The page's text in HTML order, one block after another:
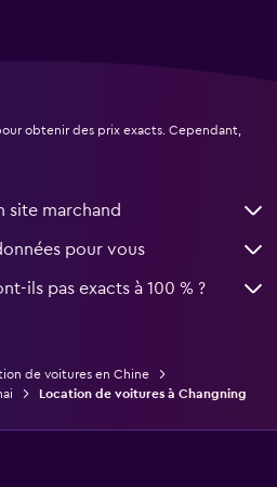
obtenir des prix exacts. Cependant,
site marchand
pour vous
ils pas exacts à 100 % ?
de voitures en Chine
Location de voitures à Changning